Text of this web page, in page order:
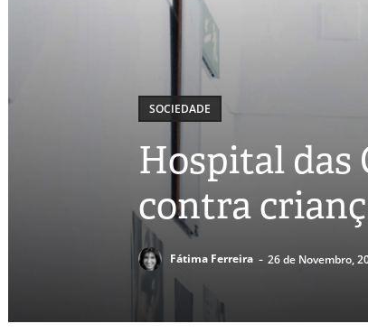
SOCIEDADE
Hospital das
contra
Fátima Ferreira - 26 de Novembro,